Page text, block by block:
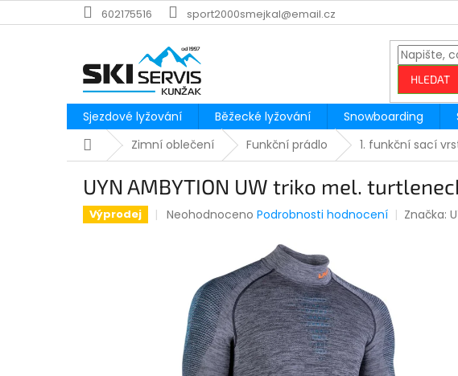
na
602175516 sport2000smejkal@email.cz
HLEDAT
Sjezdové lyžování Běžecké lyžování Snowboarding
DomůZimní oblečení Funkční prádlo 1. funkční sací
UYN AMBYTION UW triko mel.
Výprodej
Průměrné
hvězdiček.
Neohodnoceno Podrobnosti hodnocení Značka: